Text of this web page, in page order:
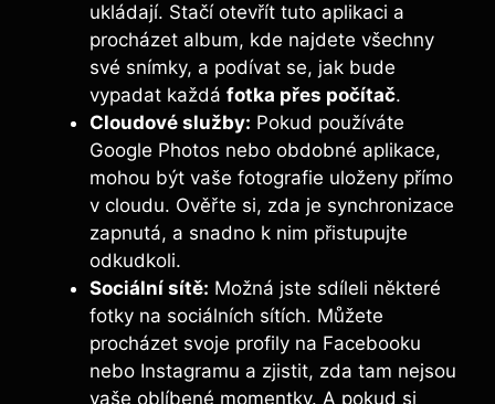
ukládají. Stačí otevřít tuto aplikaci a
procházet album, kde najdete všechny
své snímky, a podívat se, jak bude
vypadat každá fotka přes počítač.
Cloudové služby: Pokud používáte
Google Photos nebo obdobné aplikace,
mohou být vaše fotografie uloženy přímo
v cloudu. Ověřte si, zda je synchronizace
zapnutá, a snadno k nim přistupujte
odkudkoli.
Sociální sítě: Možná jste sdíleli některé
fotky na sociálních sítích. Můžete
procházet svoje profily na Facebooku
nebo Instagramu a zjistit, zda tam nejsou
vaše oblíbené momentky. A pokud si